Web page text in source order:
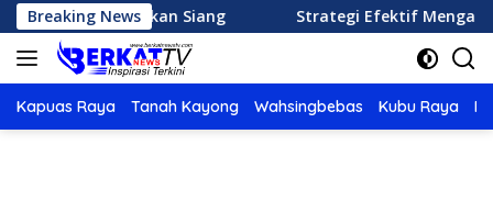
Langsung
ke
konten
Breaking News
Makan Siang Strategi Efektif Mengatur
Kapuas Raya Tanah Kayong Wahsingbebas Kubu Raya